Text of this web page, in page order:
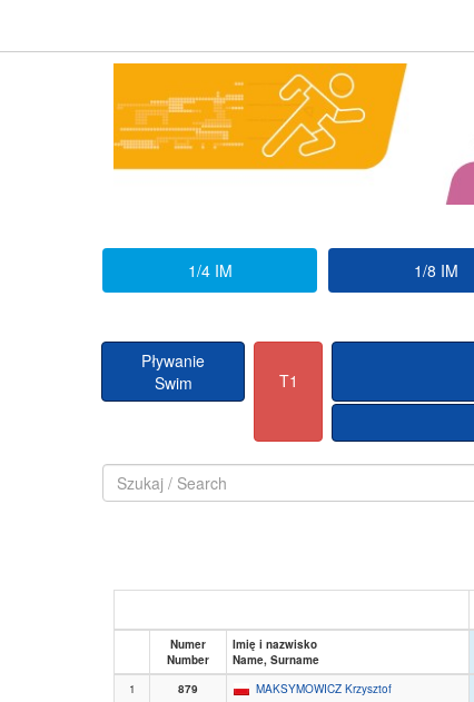
1/4 IM 1/8 IM
Pływanie
Swim
T1
Numer
Number
Imię i nazwisko
Name, Surname
1
879 MAKSYMOWICZ Krzysztof